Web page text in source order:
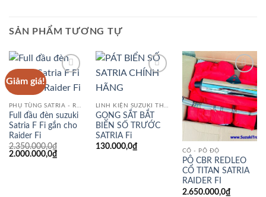
SẢN PHẨM TƯƠNG TỰ
Giảm giá!
wishlist
Full đầu đèn suzuki
Satria F Fi gắn cho
Raider Fi
2.350.000,0₫
Giá
2.000.000,0₫Giá
GỌNG SẮT BẮT
BIỂN SỐ TRƯỚC
SATRIA Fi
130.000,0₫
Add to
wishlist
CỔ - PÔ ĐỘ
PÔ CBR REDLEO
CỔ TITAN SATRIA
RAIDER FI
2.650.000,0₫